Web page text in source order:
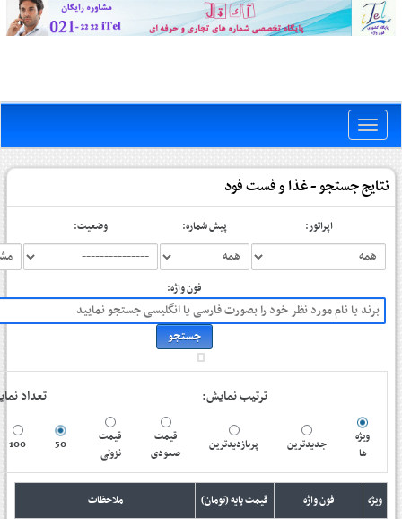
Toggle
نتایج جستجو - غذا و فست فود
اپراتور: پیش شماره: وضعیت:
فون واژه:
ترتیب نمایش: تعداد
ویژه
ها
جدیدترین پربازدیدترین
قیمت
صعودی
قیمت
نزولی
50
100
ویژه فون واژه قیمت پایه (تومان)
ملاحظات